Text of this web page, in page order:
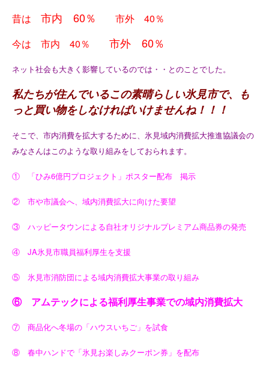
昔は 市内 60％ 市外 40％
今は 市内 40％ 市外 60％
ネット社会も大きく影響しているのでは・・とのことでした。
私たちが住んでいるこの素晴らしい氷見市で、も
っと買い物をしなければいけませんね！！！
そこで、市内消費を拡大するために、氷見域内消費拡大推進協議会の
みなさんはこのような取り組みをしておられます。
① 「ひみ6億円プロジェクト」ポスター配布 掲示
② 市や市議会へ、域内消費拡大に向けた要望
③ ハッピータウンによる自社オリジナルプレミアム商品券の発売
④ JA氷見市職員福利厚生を支援
⑤ 氷見市消防団による域内消費拡大事業の取り組み
⑥ アムテックによる福利厚生事業での域内消費拡大
⑦ 商品化へ冬場の「ハウスいちご」を試食
⑧ 春中ハンドで「氷見お楽しみクーポン券」を配布